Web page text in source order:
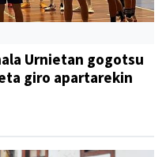
Urnietan gogotsu
giro apartarekin